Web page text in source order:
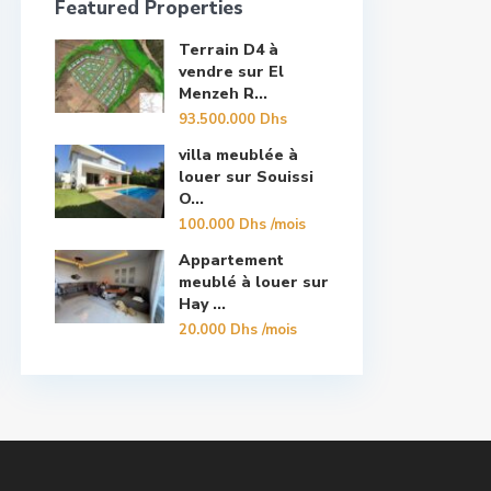
Featured Properties
Terrain D4 à
vendre sur El
Menzeh R...
93.500.000 Dhs
villa meublée à
louer sur Souissi
O...
100.000 Dhs/mois
Appartement
meublé à louer sur
Hay ...
20.000 Dhs/mois